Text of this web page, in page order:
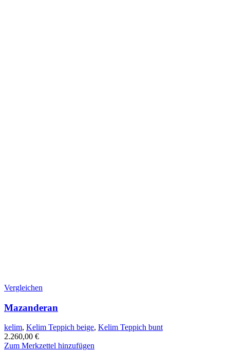
Vergleichen
Mazanderan
kelim, Kelim Teppich beige, Kelim Teppich bunt
2.260,00 €
Zum Merkzettel hinzufügen